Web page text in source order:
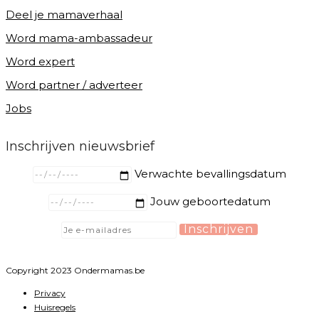
Deel je mamaverhaal
Word mama-ambassadeur
Word expert
Word partner / adverteer
Jobs
Inschrijven nieuwsbrief
Verwachte bevallingsdatum
Jouw geboortedatum
Copyright 2023 Ondermamas.be
Privacy
Huisregels